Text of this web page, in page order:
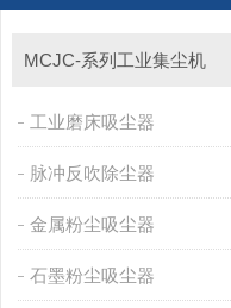
MCJC-系列工业集尘机
工业磨床吸尘器
脉冲反吹除尘器
金属粉尘吸尘器
石墨粉尘吸尘器